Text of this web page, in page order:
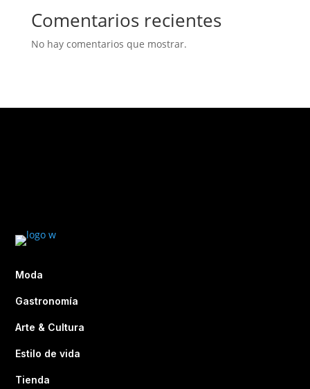
Comentarios recientes
No hay comentarios que mostrar.
Moda
Gastronomía
Arte & Cultura
Estilo de vida
Tienda